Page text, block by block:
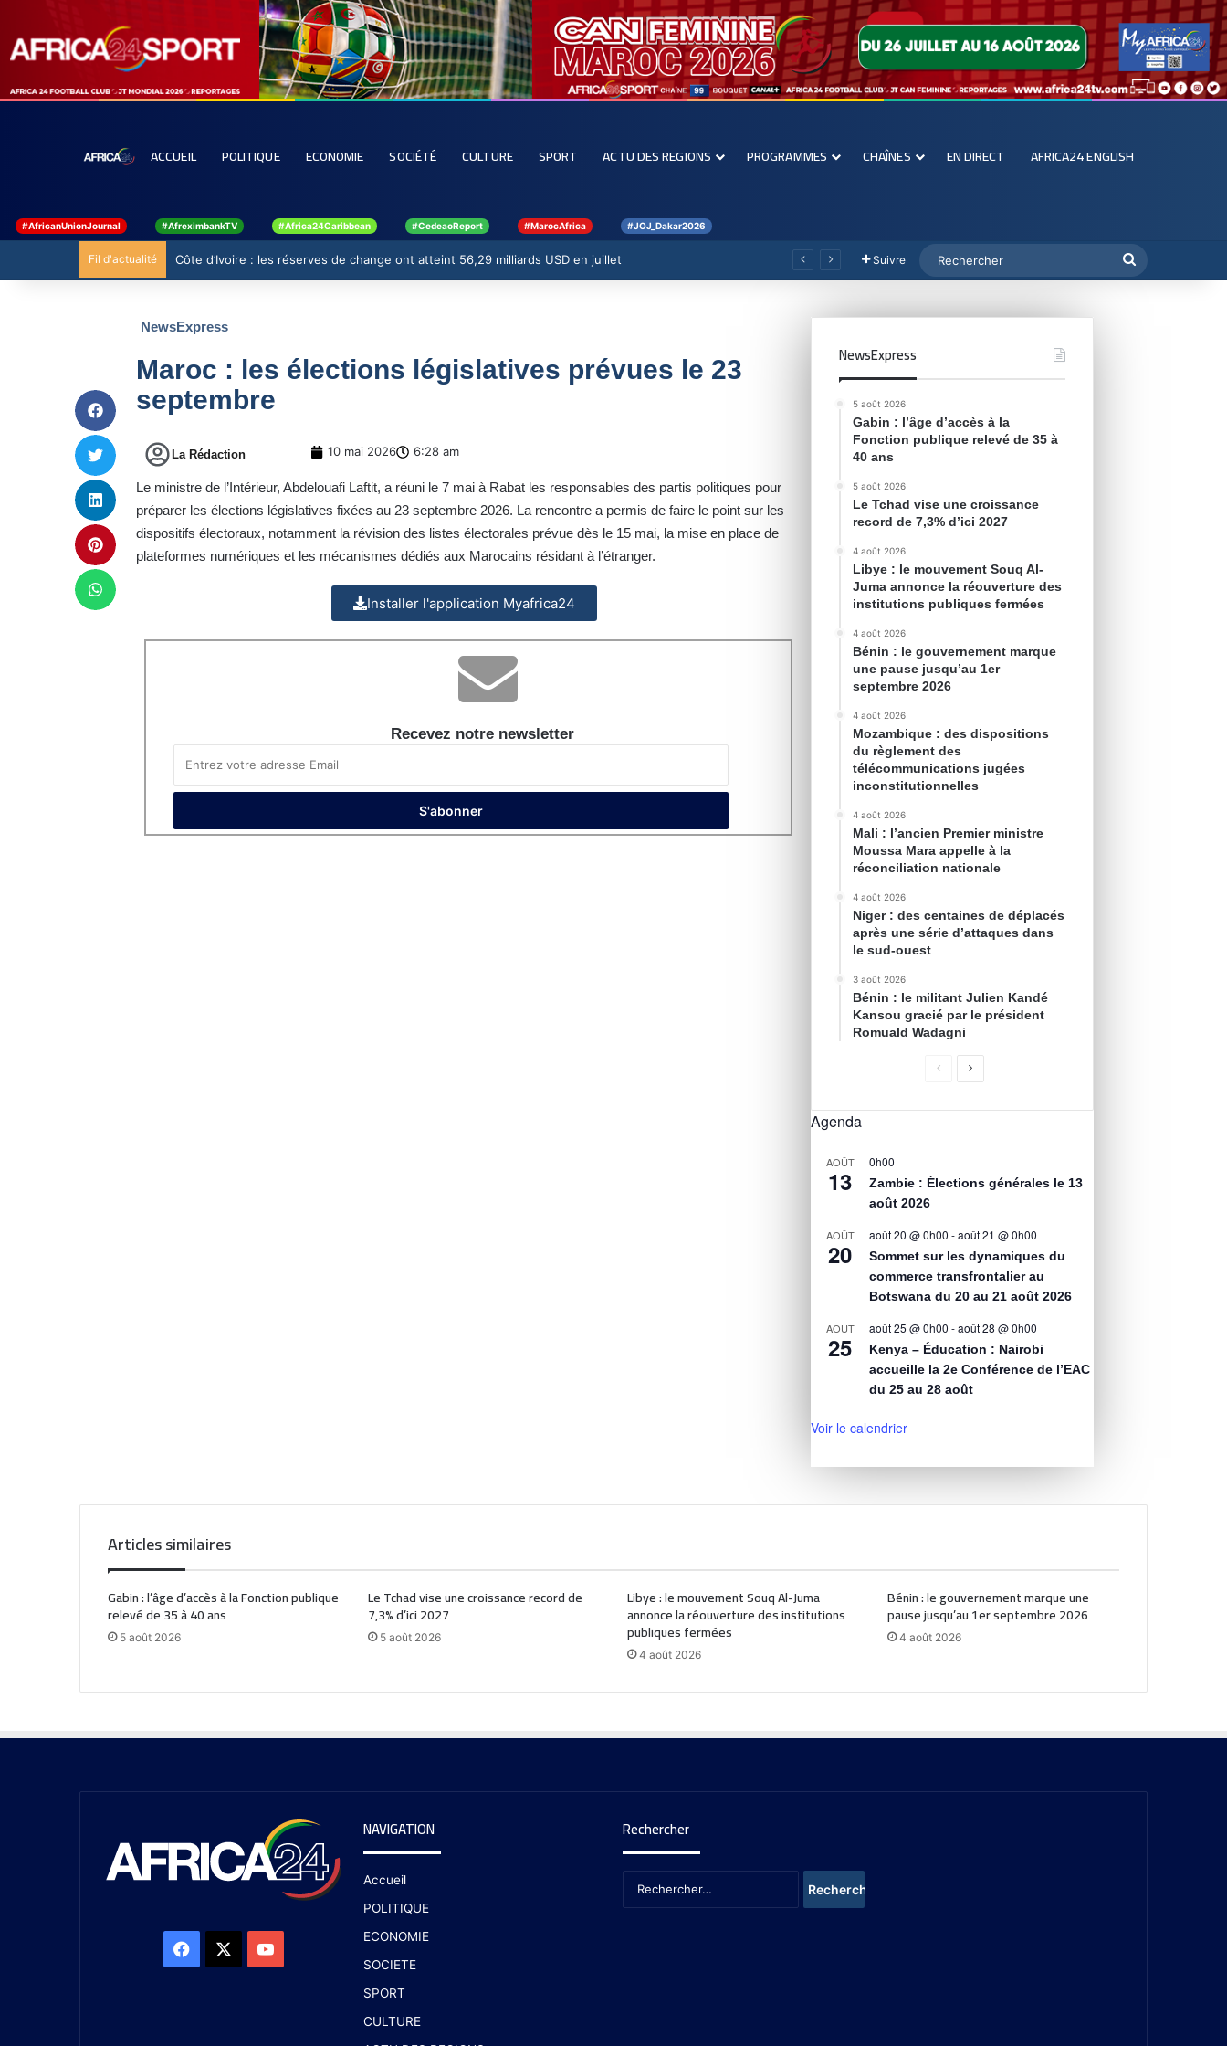
ACCUEIL POLITIQUE ECONOMIE SOCIÉTÉ CULTURE SPORT ACTU DES REGIONS PROGRAMMES CHAÎNES EN DIRECT AFRICA24 ENGLISH
#AfricanUnionJournal #AfreximbankTV #Africa24Caribbean #CedeaoReport #MarocAfrica #JOJ_Dakar2026
Fil d'actualité Côte d’Ivoire : les réserves de change ont atteint 56,29 milliards USD en juillet Suivre
NewsExpress
Maroc : les élections législatives prévues le 23
septembre
La Rédaction 10 mai 2026 6:28 am
Le ministre de l’Intérieur, Abdelouafi Laftit, a réuni le 7 mai à Rabat les responsables des partis politiques pour
préparer les élections législatives fixées au 23 septembre 2026. La rencontre a permis de faire le point sur les
dispositifs électoraux, notamment la révision des listes électorales prévue dès le 15 mai, la mise en place de
plateformes numériques et les mécanismes dédiés aux Marocains résidant à l’étranger.
Installer l'application Myafrica24
Recevez notre newsletter
NewsExpress
5 août 2026
Gabin : l’âge d’accès à la
Fonction publique relevé de 35 à
40 ans
5 août 2026
Le Tchad vise une croissance
record de 7,3% d’ici 2027
4 août 2026
Libye : le mouvement Souq Al-
Juma annonce la réouverture des
institutions publiques fermées
4 août 2026
Bénin : le gouvernement marque
une pause jusqu’au 1er
septembre 2026
4 août 2026
Mozambique : des dispositions
du règlement des
télécommunications jugées
inconstitutionnelles
4 août 2026
Mali : l’ancien Premier ministre
Moussa Mara appelle à la
réconciliation nationale
4 août 2026
Niger : des centaines de déplacés
après une série d’attaques dans
le sud-ouest
3 août 2026
Bénin : le militant Julien Kandé
Kansou gracié par le président
Romuald Wadagni
Agenda
AOÛT
13
0h00
Zambie : Élections générales le 13
août 2026
AOÛT
20
août 20 @ 0h00 -août 21 @ 0h00
Sommet sur les dynamiques du
commerce transfrontalier au
Botswana du 20 au 21 août 2026
AOÛT
25
août 25 @ 0h00 -août 28 @ 0h00
Kenya – Éducation : Nairobi
accueille la 2e Conférence de l’EAC
du 25 au 28 août
Voir le calendrier
Articles similaires
Gabin : l’âge d’accès à la Fonction publique
relevé de 35 à 40 ans
5 août 2026
Le Tchad vise une croissance record de
7,3% d’ici 2027
5 août 2026
Libye : le mouvement Souq Al-Juma
annonce la réouverture des institutions
publiques fermées
4 août 2026
Bénin : le gouvernement marque une
pause jusqu’au 1er septembre 2026
4 août 2026
NAVIGATION
Accueil
POLITIQUE
ECONOMIE
SOCIETE
SPORT
CULTURE
Rechercher